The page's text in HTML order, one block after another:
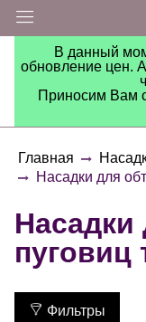
В данный
обновление цен.
Приносим Вам
Главная
Насадки для
Насадки
пуговиц
Фильтры